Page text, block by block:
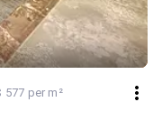
577 per m²